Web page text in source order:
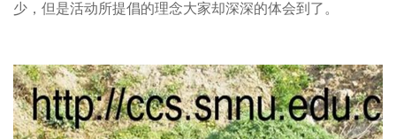
少，但是活动所提倡的理念大家却深深的体会到了。